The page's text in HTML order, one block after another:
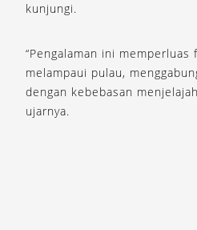
kunjungi.
“Pengalaman ini memperluas
melampaui pulau,
dengan kebebasan
ujarnya.